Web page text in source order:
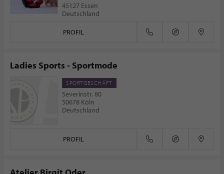
45127 Essen
Deutschland
PROFIL
Ladies Sports - Sportmode
SPORTGESCHÄFT
Severinstr. 80
50678 Köln
Deutschland
PROFIL